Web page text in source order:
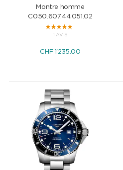
Montre homme
C050.607.44.051.02
1 AVIS
CHF1'235.00